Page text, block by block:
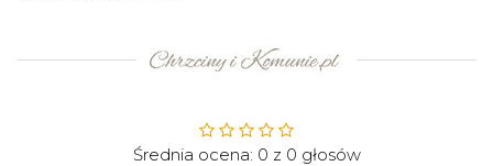
Średnia ocena: 0 z 0 głosów